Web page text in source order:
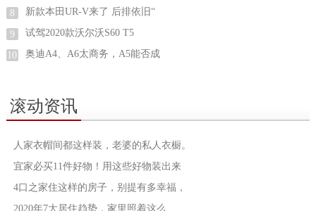
8 新款本田UR-V来了 后排依旧“
9 试驾2020款沃尔沃S60 T5
10 奥迪A4、A6太商务，A5能否成
滚动资讯
人家衣帽间都这样装，老婆的私人衣橱。
宜家必买11件好物！用这些好物装出来
4口之家住这样的房子，别提有多幸福，
2020年7大居住趋势，家里照着这么